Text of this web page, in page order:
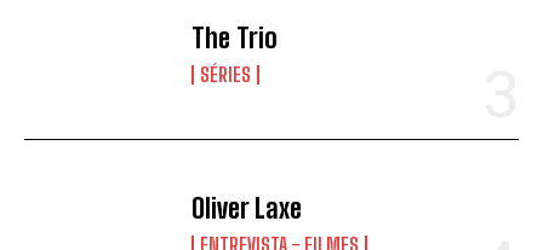
The Trio
SÉRIES
Oliver Laxe
ENTREVISTA - FILMES